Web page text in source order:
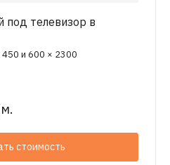
под телевизор в
и 600 × 2300
стоимость